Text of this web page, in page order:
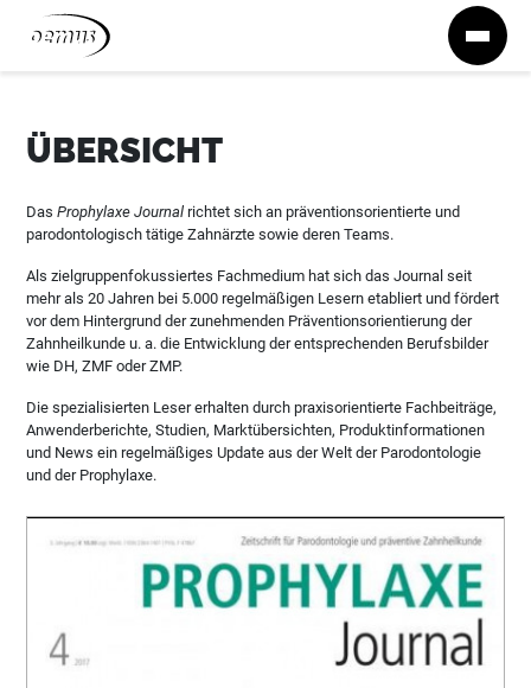
Zum Inhalt springen
ÜBERSICHT
DasProphylaxe Journal richtet sich an präventionsorientierte und
parodontologisch tätige Zahnärzte sowie deren Teams.
Als zielgruppenfokussiertes Fachmedium hat sich das Journal seit
mehr als 20 Jahren bei 5.000 regelmäßigen Lesern etabliert und fördert
vor dem Hintergrund der zunehmenden Präventionsorientierung der
Zahnheilkunde u. a. die Entwicklung der entsprechenden Berufsbilder
wie DH, ZMF oder ZMP.
Die spezialisierten Leser erhalten durch praxisorientierte Fachbeiträge,
Anwenderberichte, Studien, Marktübersichten, Produktinformationen
und News ein regelmäßiges Update aus der Welt der Parodontologie
und der Prophylaxe.